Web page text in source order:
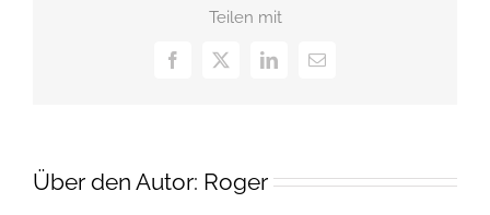
Teilen mit
Facebook
X LinkedIn
E-
Über den Autor: Roger